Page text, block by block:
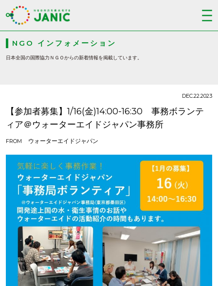
NGO インフォメーション
日本全国の国際協力ＮＧＯからの新着情報を掲載しています。
【参加者募集】1/16(金)14:00-16:30 事務ボランテ
ィア＠ウォーターエイドジャパン事務所
FROM ウォーターエイドジャパン
DEC.22.2023